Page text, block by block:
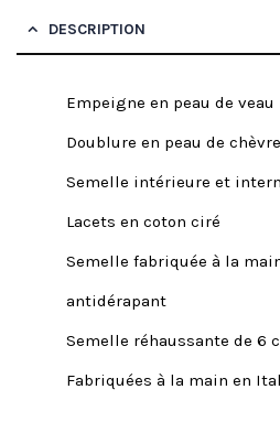
DESCRIPTION
Empeigne en peau de
Doublure en peau de chèvre
Semelle intérieure et
Lacets en coton ciré
Semelle fabriquée à la
antidérapant
Semelle réhaussante de 6
Fabriquées à la main en